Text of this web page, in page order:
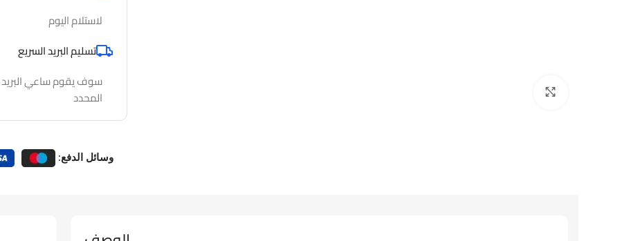
لاستلام اليوم
تسليم البريد السريع
سوف يقوم ساعي البريد
المحدد
وسائل الدفع: